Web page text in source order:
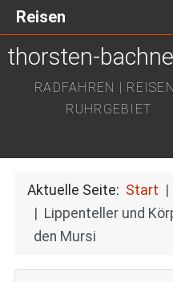
thorsten-
RADFAHREN |
RUHRGEBIET
Aktuelle Seite: Start
Lippenteller und
den Mursi
Reisen